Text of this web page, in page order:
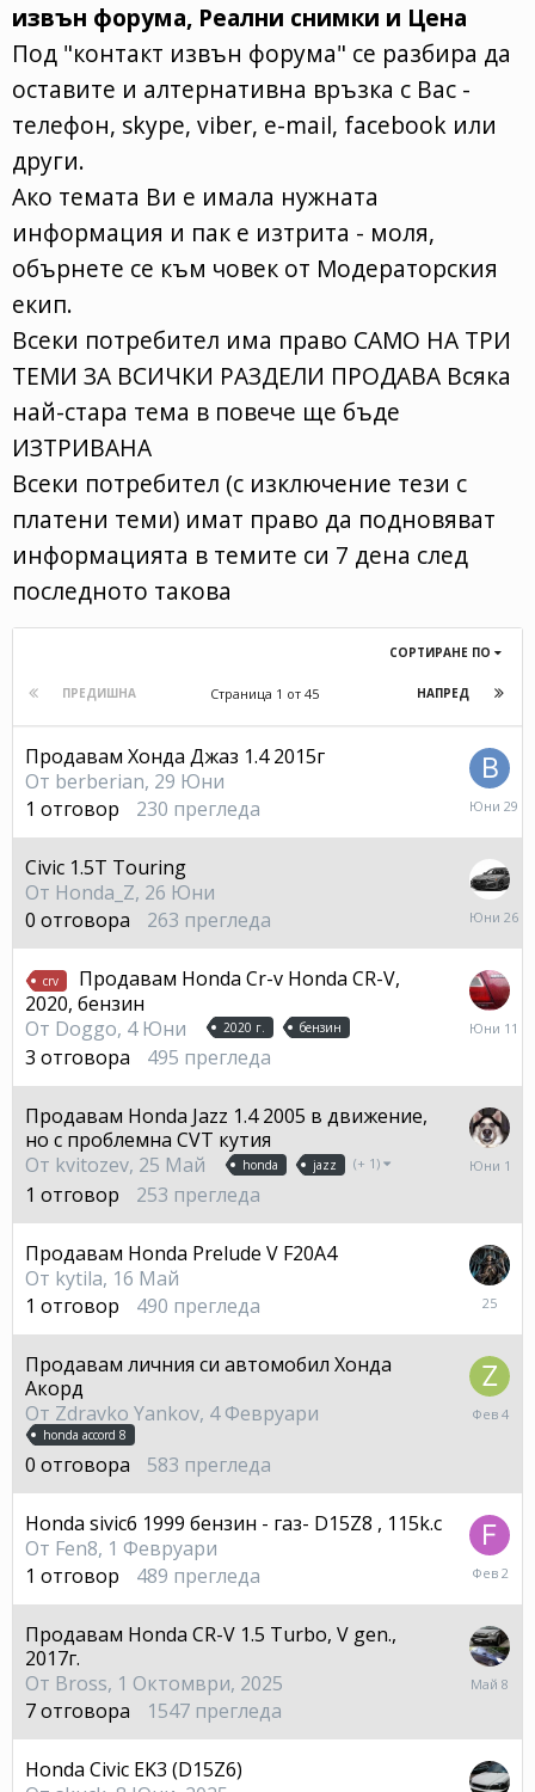
извън форума, Реални снимки и Цена
Под "контакт извън форума" се разбира да
оставите и алтернативна връзка с Вас -
телефон, skype, viber, e-mail, facebook или
други.
Ако темата Ви е имала нужната
информация и пак е изтрита - моля,
обърнете се към човек от Модераторския
екип.
Всеки потребител има право САМО НА ТРИ
ТЕМИ ЗА ВСИЧКИ РАЗДЕЛИ ПРОДАВА Всяка
най-стара тема в повече ще бъде
ИЗТРИВАНА
Всеки потребител (с изключение тези с
платени теми) имат право да подновяват
информацията в темите си 7 дена след
последното такова
СОРТИРАНЕ ПО
ПРЕДИШНА НАПРЕД
Страница 1 от 45
Продавам Хонда Джаз 1.4 2015г
От berberian, 29 Юни
1 отговор 230 прегледа
29
Civic 1.5T Touring
От Honda_Z, 26 Юни
0 отговора 263 прегледа
26
crv
Продавам Honda Cr-v Honda CR-V,
2020, бензин
От Doggo, 4 Юни 2020 г. бензин
3 отговора 495 прегледа
11
Продавам Honda Jazz 1.4 2005 в движение,
но с проблемна CVT кутия
От kvitozev, 25 Май honda jazz (+ 1)
1 отговор 253 прегледа
1
Продавам Honda Prelude V F20A4
От kytila, 16 Май
1 отговор 490 прегледа
25
Продавам личния си автомобил Хонда
Акорд
От Zdravko Yankov, 4 Февруари
honda accord 8
0 отговора 583 прегледа
4
Honda sivic6 1999 бензин - газ- D15Z8 , 115k.c
От Fen8, 1 Февруари
1 отговор 489 прегледа
2
Продавам Honda CR-V 1.5 Turbo, V gen.,
2017г.
От Bross, 1 Октомври, 2025
7отговора 1547 прегледа
8
Honda Civic EK3 (D15Z6)